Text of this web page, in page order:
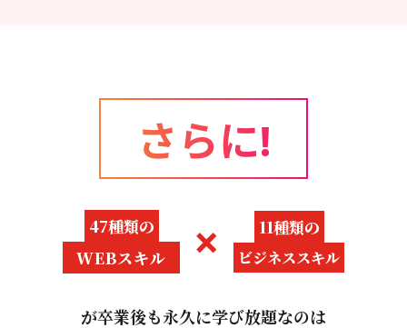
さらに!
47種類の
WEBスキル
× 11種類の
ビジネススキル
が卒業後も永久に学び放題なのは